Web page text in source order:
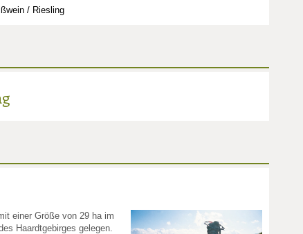
/ Riesling
einer Größe von 29 ha im
Haardtgebirges gelegen.